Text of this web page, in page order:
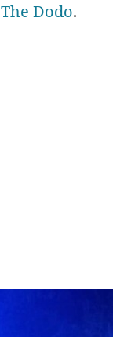
The Dodo.